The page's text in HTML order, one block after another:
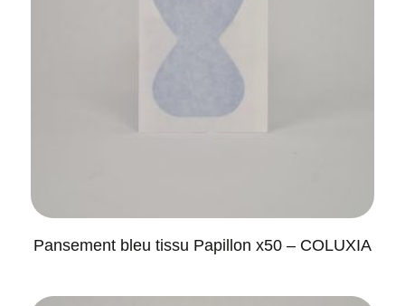
Pansement bleu tissu Papillon x50 – COLUXIA